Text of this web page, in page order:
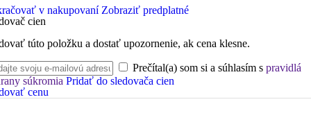
v nakupovaní Zobraziť predplatné
cien
túto položku a dostať upozornenie, ak cena klesne.
Prečítal(a) som si a súhlasím s pravidlá
súkromia Pridať do sledovača cien
cenu